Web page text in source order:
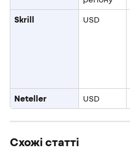
Skrill USD
Neteller USD
Схожі статті